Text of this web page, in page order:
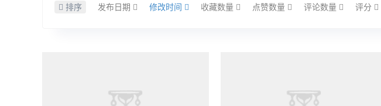
排序 发布日期 修改时间 收藏数量 点赞数量 评论数量 评分